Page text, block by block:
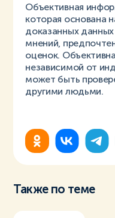
Объективная
которая основана
доказанных
мнений,
оценок.
независимой от
может быть
другими людьми.
Также по теме